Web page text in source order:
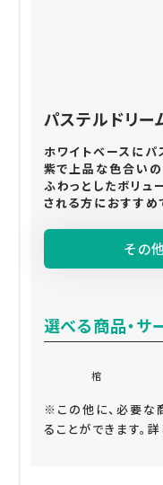
パステルドリー
ホワイトベースに
紫で上品な色合い
ふわっとしたボリュ
される方におすすめ
その
選べる商品・サ
棺
※この他に、必要な
ることができます。